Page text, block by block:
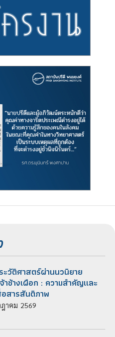
ะวัติศาสตร์ผ่านนวนิยาย
าช้างเผือก : ความสำคัญเเละ
สารสันติภาพ
าคม 2569